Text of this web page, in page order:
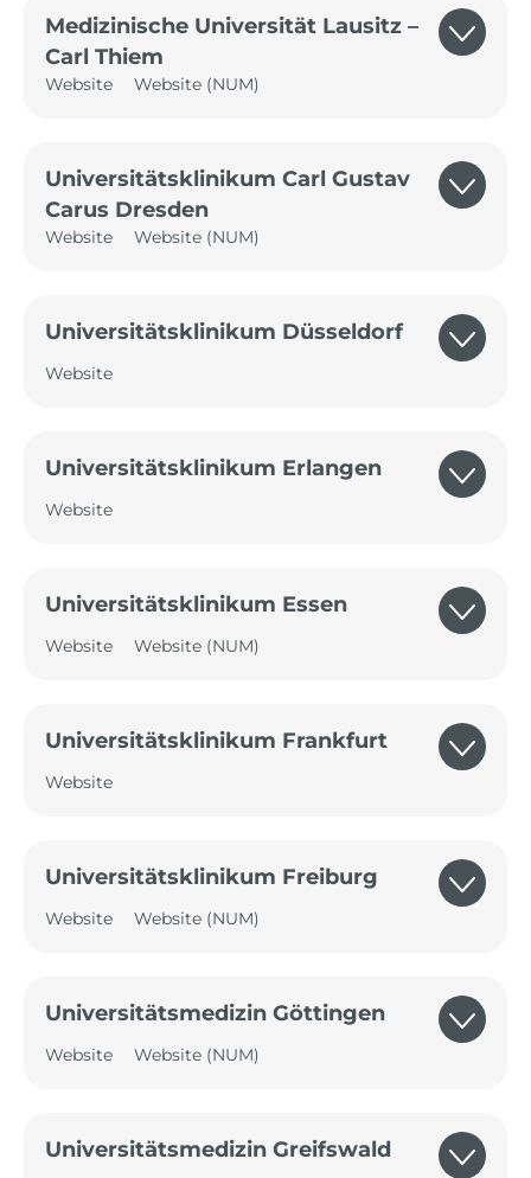
Medizinische Universität Lausitz –
Carl Thiem
Website Website (NUM)
Universitätsklinikum Carl Gustav
Carus Dresden
Website Website (NUM)
Universitätsklinikum Düsseldorf
Website
Universitätsklinikum Erlangen
Website
Universitätsklinikum Essen
Website Website (NUM)
Universitätsklinikum Frankfurt
Website
Universitätsklinikum Freiburg
Website Website (NUM)
Universitätsmedizin Göttingen
Website Website (NUM)
Universitätsmedizin Greifswald